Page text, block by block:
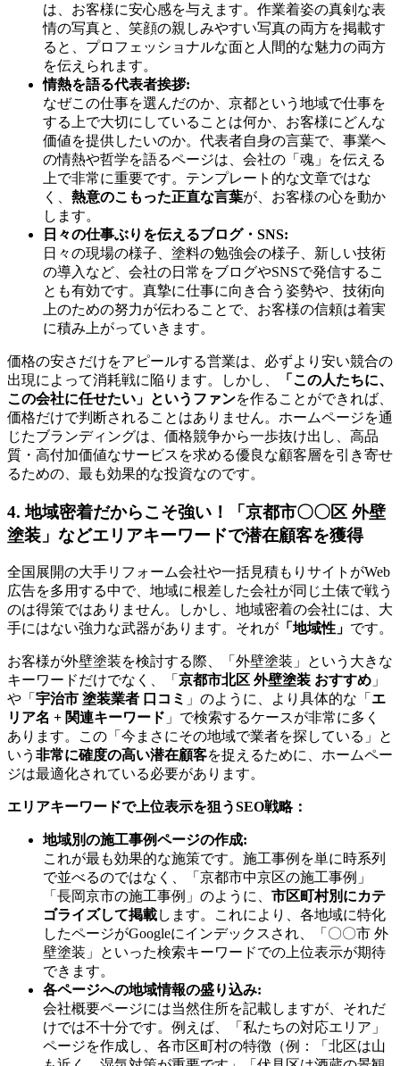
は、お客様に安心感を与えます。作業着姿の真剣な表
情の写真と、笑顔の親しみやすい写真の両方を掲載す
ると、プロフェッショナルな面と人間的な魅力の両方
を伝えられます。
情熱を語る代表者挨拶:
なぜこの仕事を選んだのか、京都という地域で仕事を
する上で大切にしていることは何か、お客様にどんな
価値を提供したいのか。代表者自身の言葉で、事業へ
の情熱や哲学を語るページは、会社の「魂」を伝える
上で非常に重要です。テンプレート的な文章ではな
く、 熱意のこもった正直な言葉が、お客様の心を動か
します。
日々の仕事ぶりを伝えるブログ・SNS:
日々の現場の様子、塗料の勉強会の様子、新しい技術
の導入など、会社の日常をブログやSNSで発信するこ
とも有効です。真摯に仕事に向き合う姿勢や、技術向
上のための努力が伝わることで、お客様の信頼は着実
に積み上がっていきます。
価格の安さだけをアピールする営業は、必ずより安い競合の
出現によって消耗戦に陥ります。しかし、
「この人たちに、
この会社に任せたい」というファンを作ることができれば、
価格だけで判断されることはありません。ホームページを通
じたブランディングは、価格競争から一歩抜け出し、高品
質・高付加価値なサービスを求める優良な顧客層を引き寄せ
るための、最も効果的な投資なのです。
4. 地域密着だからこそ強い！「京都市〇〇区 外壁
塗装」などエリアキーワードで潜在顧客を獲得
全国展開の大手リフォーム会社や一括見積もりサイトがWeb
広告を多用する中で、地域に根差した会社が同じ土俵で戦う
のは得策ではありません。しかし、地域密着の会社には、大
手にはない強力な武器があります。それが 「地域性」 です。
お客様が外壁塗装を検討する際、「外壁塗装」という大きな
キーワードだけでなく、「 京都市北区 外壁塗装 おすすめ 」
や「 宇治市 塗装業者 口コミ 」のように、より具体的な「 エ
リア名 + 関連キーワード 」で検索するケースが非常に多く
あります。この「今まさにその地域で業者を探している」と
いう 非常に確度の高い潜在顧客を捉えるために、ホームペー
ジは最適化されている必要があります。
エリアキーワードで上位表示を狙うSEO戦略：
地域別の施工事例ページの作成:
これが最も効果的な施策です。施工事例を単に時系列
で並べるのではなく、「京都市中京区の施工事例」
「長岡京市の施工事例」のように、 市区町村別にカテ
ゴライズして掲載します。これにより、各地域に特化
したページがGoogleにインデックスされ、「〇〇市 外
壁塗装」といった検索キーワードでの上位表示が期待
できます。
各ページへの地域情報の盛り込み:
会社概要ページには当然住所を記載しますが、それだ
けでは不十分です。例えば、「私たちの対応エリア」
ページを作成し、各市区町村の特徴（例：「北区は山